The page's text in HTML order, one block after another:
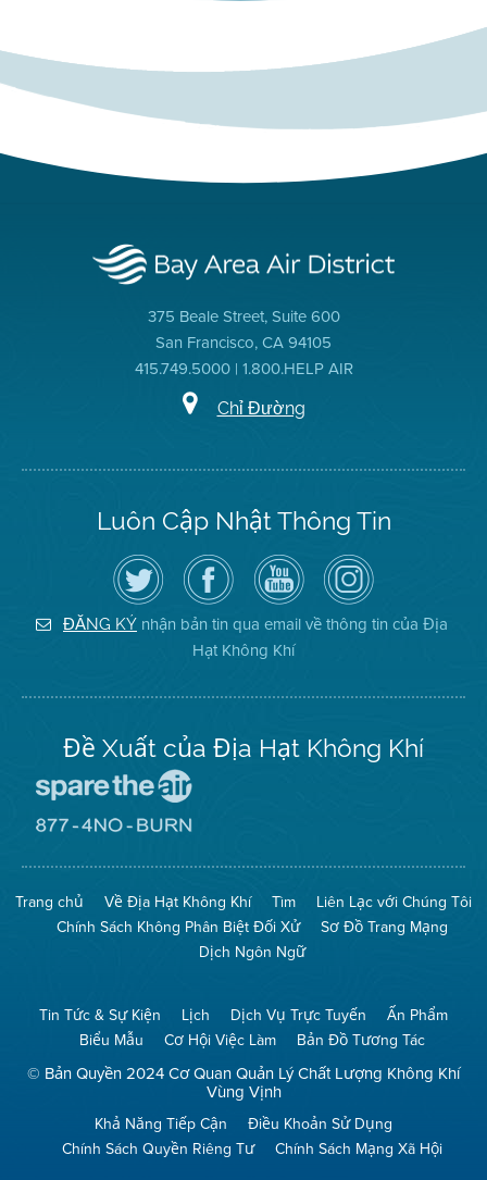
375 Beale Street, Suite 600
San Francisco, CA 94105
415.749.5000 | 1.800.HELP AIR
Chỉ Đường
Luôn Cập Nhật Thông Tin
Hãy
theo
dõi
Địa
Hạt
Không
Truy
cập
Trang
Facebook
của
Địa
Hạt
Kênh
YouTube
của
Địa
Hạt
Không
Khí
Air
District
on
Instagram
ĐĂNG KÝ nhận bản tin qua email về thông tin của Địa
Hạt Không Khí
Đề Xuất của Địa Hạt Không Khí
The
(Bảo
Toàn
Không
Khí)
Mạng
No
Burn
(Không
Đốt)
Trang chủ Về Địa Hạt Không Khí Tìm
Liên Lạc với Chúng Tôi
Chính Sách Không Phân Biệt Đối Xử
Sơ Đồ Trang Mạng
Dịch Ngôn Ngữ
Tin Tức & Sự Kiện Lịch Dịch Vụ Trực Tuyến
Ấn Phẩm
Biểu Mẫu
Cơ Hội Việc Làm Bản Đồ Tương Tác
© Bản Quyền 2024 Cơ Quan Quản Lý Chất Lượng Không Khí
Vùng Vịnh
Khả Năng Tiếp Cận
Điều Khoản Sử Dụng
Chính Sách Quyền Riêng Tư
Chính Sách Mạng Xã Hội